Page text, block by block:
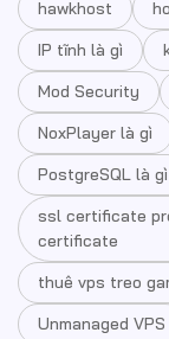
hawkhost
IP tĩnh là gì
Mod Security
NoxPlayer là gì
PostgreSQL là gì
ssl certificate
certificate
thuê vps treo
Unmanaged VPS